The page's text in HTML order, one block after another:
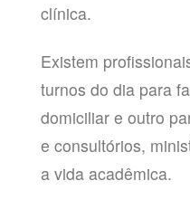
clínica.
Existem
turnos do dia para
domiciliar e outro
e consultórios,
a vida acadêmica.